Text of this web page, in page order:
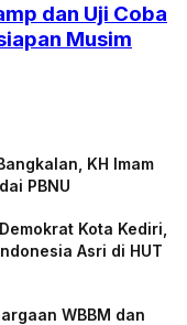
dan Uji Coba
Musim
KH Imam
PBNU
Kota Kediri,
Asri di HUT
WBBM dan